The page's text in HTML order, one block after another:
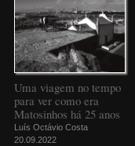
Uma viagem no tempo
para ver como era
Matosinhos há 25 anos
Luís Octávio Costa
20.09.2022